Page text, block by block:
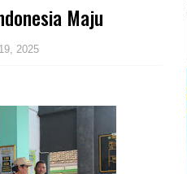
Maju
2025